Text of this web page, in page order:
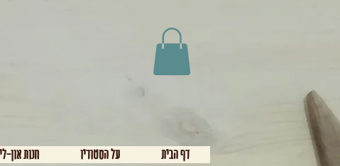
דף הבית על הסטודיו חנות און-